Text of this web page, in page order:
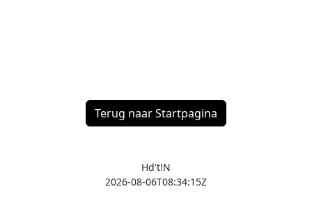
Terug naar Startpagina
Hd't!N
2026-08-06T08:34:15Z